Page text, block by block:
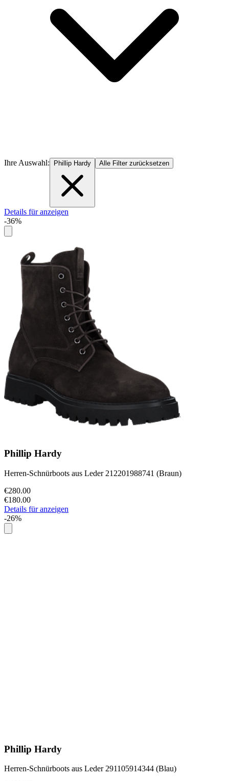
Ihre Auswahl: Phillip Hardy Alle Filter zurücksetzen
Details für anzeigen
-36%
Phillip Hardy
Herren-Schnürboots aus Leder 212201988741 (Braun)
€280.00
€180.00
Details für anzeigen
-26%
Phillip Hardy
Herren-Schnürboots aus Leder 291105914344 (Blau)